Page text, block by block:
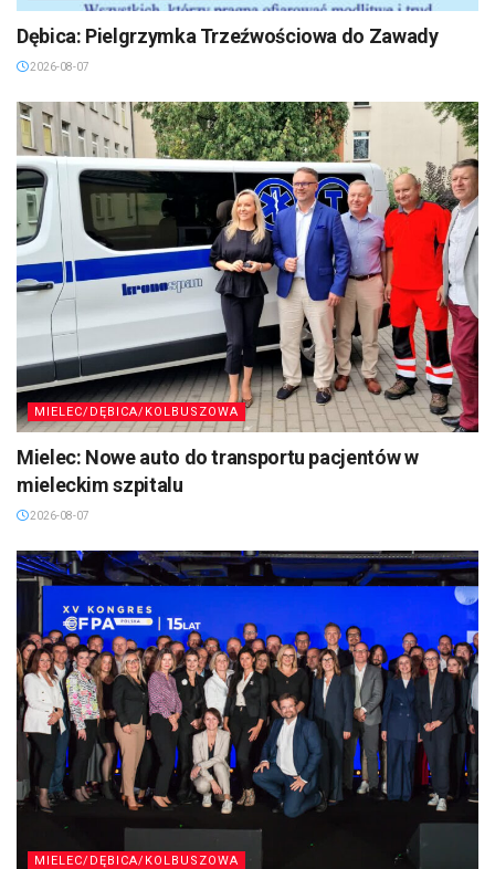
Dębica: Pielgrzymka Trzeźwościowa do Zawady
2026-08-07
MIELEC/DĘBICA/KOLBUSZOWA
Mielec: Nowe auto do transportu pacjentów w
mieleckim szpitalu
2026-08-07
MIELEC/DĘBICA/KOLBUSZOWA